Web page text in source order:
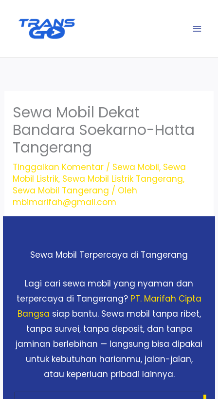
Sewa Mobil Dekat
Bandara Soekarno-Hatta
Tangerang
Tinggalkan Komentar / Sewa Mobil, Sewa
Mobil Listrik, Sewa Mobil Listrik Tangerang,
Sewa Mobil Tangerang / Oleh
mbimarifah@gmail.com
Sewa Mobil Terpercaya di Tangerang
Lagi cari sewa mobil yang nyaman dan
terpercaya di Tangerang? PT. Marifah Cipta
Bangsa siap bantu. Sewa mobil tanpa ribet,
tanpa survei, tanpa deposit, dan tanpa
jaminan berlebihan — langsung bisa dipakai
untuk kebutuhan harianmu, jalan-jalan,
atau keperluan pribadi lainnya.